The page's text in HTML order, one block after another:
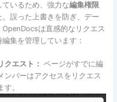
いるため、強力な編集権限
。誤った上書きを防ぎ、デー
は直感的なリクエス
集を管理しています：
クエスト： ページがすでに編
ンバーはアクセスをリクエス
。